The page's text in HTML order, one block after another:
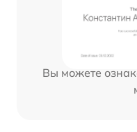
Вы можете